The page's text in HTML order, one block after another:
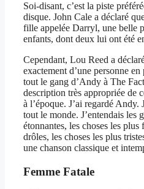
Soi-disant, c’est la piste
disque. John Cale a déclaré
fille appelée Darryl, une belle
enfants, dont deux lui ont été
Cependant, Lou Reed a
exactement d’une personne
tout le gang d’Andy à The
description très appropriée de
à l’époque. J’ai regardé
tout le monde. J’entendais les
étonnantes, les choses les plus
drôles, les choses les plus
une chanson classique et
Femme Fatale